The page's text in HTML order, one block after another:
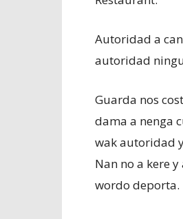
Autoridad a
autoridad
Guarda nos
dama a nenga
wak autoridad
Nan no a kere
wordo deporta.